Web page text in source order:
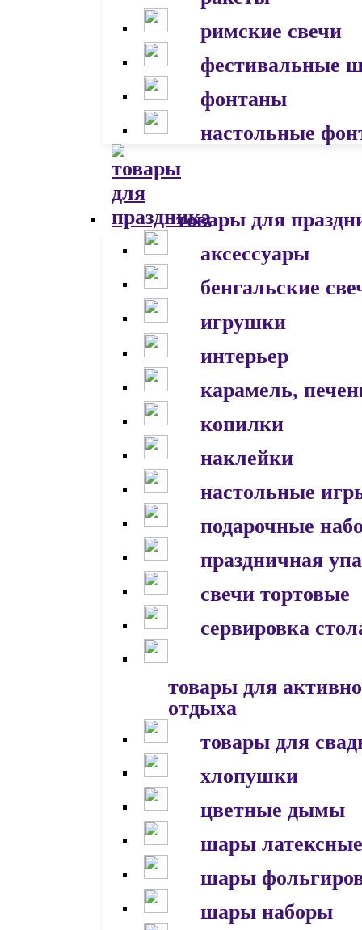
римские свечи
фестивальные
фонтаны
настольные
товары для
аксессуары
бенгальские
игрушки
интерьер
карамель,
копилки
наклейки
настольные
подарочные
праздничная
свечи тортовые
сервировка
товары для
отдыха
товары для
хлопушки
цветные дымы
шары латексные
шары
шары наборы